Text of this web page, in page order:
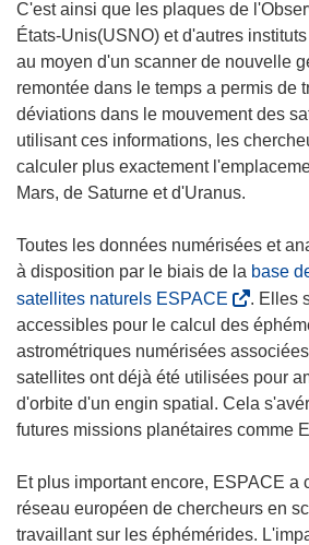
v
e
l
l
e
f
e
t
r
e
)
C'est ainsi que les plaques de
États-Unis(USNO) et d'autres
au moyen d'un scanner de nouvelle
remontée dans le temps a permis de
déviations dans le mouvement des
utilisant ces informations, les
calculer plus exactement
Mars, de Saturne et d'Uranus.
Toutes les données numérisées et
à disposition par le biais de la base
satellites naturels ESPACE
s
o
u
v
e
d
a
. Elles
accessibles pour le calcul des
astrométriques numérisées
satellites ont déjà été utilisées pour
d'orbite d'un engin spatial. Cela
futures missions planétaires comme
Et plus important encore, ESPACE a
réseau européen de chercheurs en
travaillant sur les éphémérides.